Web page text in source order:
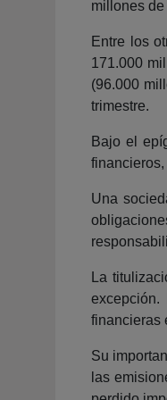
millones
Entre los
171.000
(96.000
trimestre.
Bajo el
Una
La
financieras
Su
las